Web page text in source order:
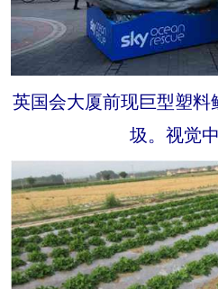
英国会大厦前现巨型塑料
圾。视觉